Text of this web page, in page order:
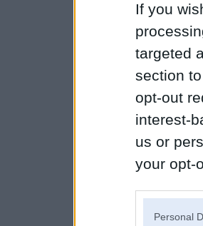
If you
targeted
section
opt-out
interest-
us or
your opt-
Personal